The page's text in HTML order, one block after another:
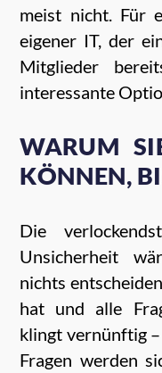
meist nicht. Für
eigener IT, der
Mitglieder
interessante
WARUM
KÖNNEN,
Die
Unsicherheit
nichts
hat und alle
klingt vernünftig
Fragen werden